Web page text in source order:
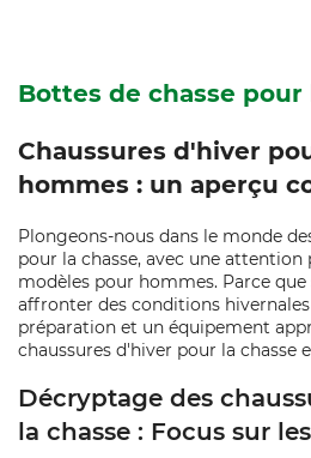
Bottes de chasse
Chaussures d'hiver
hommes : un aperçu
Plongeons-nous dans le monde
pour la chasse, avec une
modèles pour hommes. Parce
affronter des conditions
préparation et un équipement
chaussures d'hiver pour la chasse
Décryptage des
la chasse : Focus sur